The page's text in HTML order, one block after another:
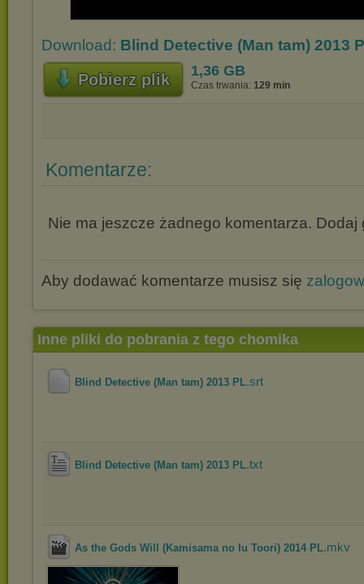
Download: Blind Detective (Man tam) 2013
Pobierz plik 1,36 GB
Czas trwania: 129 min
Komentarze:
Nie ma jeszcze żadnego komentarza. Dodaj
Aby dodawać komentarze musisz się
Inne pliki do pobrania z tego chomika
Blind Detective (Man tam) 2013 PL.srt
Blind Detective (Man tam) 2013 PL.txt
As the Gods Will (Kamisama no Iu Toori) 2014 PL.mkv